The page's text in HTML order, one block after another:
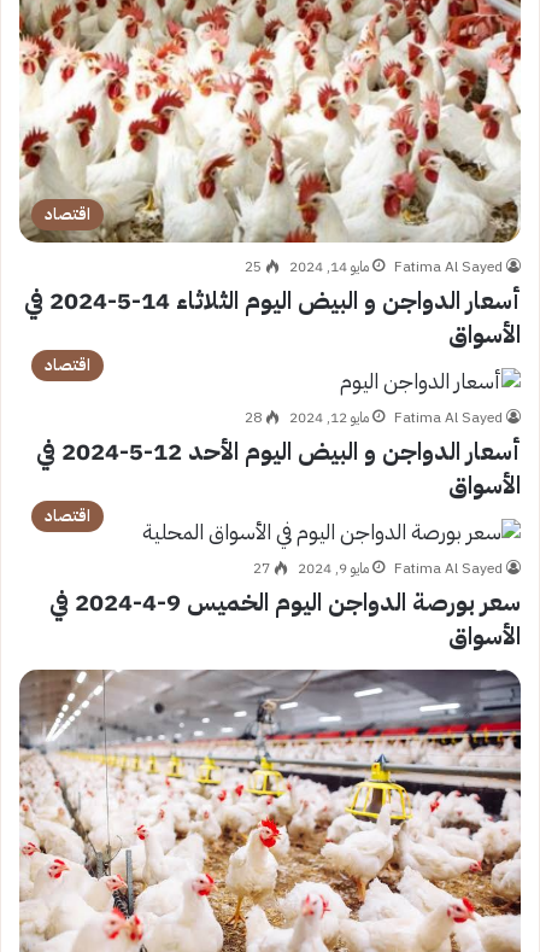
اقتصاد
Fatima Al Sayed مايو 14, 2024 25
أسعار الدواجن و البيض اليوم الثلاثاء 14-5-2024 في
الأسواق
اقتصاد
Fatima Al Sayed مايو 12, 2024 28
أسعار الدواجن و البيض اليوم الأحد 12-5-2024 في
الأسواق
اقتصاد
Fatima Al Sayed مايو 9, 2024 27
سعر بورصة الدواجن اليوم الخميس 9-4-2024 في
الأسواق